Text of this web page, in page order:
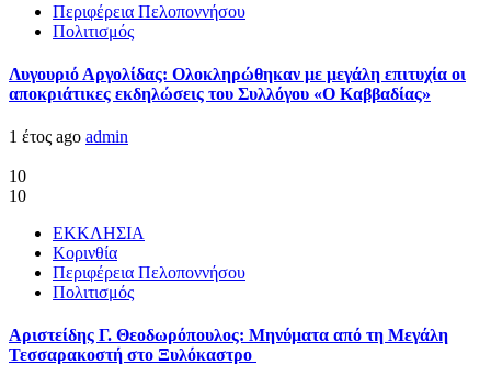
Περιφέρεια Πελοποννήσου
Πολιτισμός
Λυγουριό Αργολίδας: Ολοκληρώθηκαν με μεγάλη επιτυχία οι
αποκριάτικες εκδηλώσεις του Συλλόγου «Ο Καββαδίας»
1 έτος ago admin
10
10
ΕΚΚΛΗΣΙΑ
Κορινθία
Περιφέρεια Πελοποννήσου
Πολιτισμός
Αριστείδης Γ. Θεοδωρόπουλος: Μηνύματα από τη Μεγάλη
Τεσσαρακοστή στο Ξυλόκαστρο